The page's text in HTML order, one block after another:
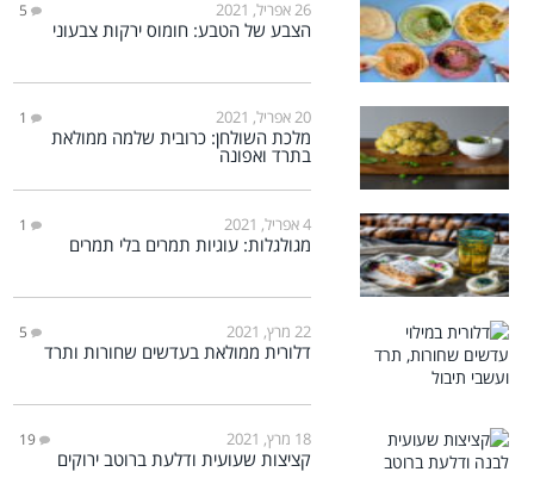
26 אפריל, 2021 5
הצבע של הטבע: חומוס ירקות צבעוני
20 אפריל, 2021 1
מלכת השולחן: כרובית שלמה ממולאת
בתרד ואפונה
4 אפריל, 2021 1
מגולגלות: עוגיות תמרים בלי תמרים
22 מרץ, 2021 5
דלורית ממולאת בעדשים שחורות ותרד
18 מרץ, 2021 19
קציצות שעועית ודלעת ברוטב ירוקים